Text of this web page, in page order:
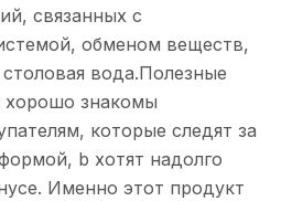
связанных с
обменом веществ,
вода.Полезные
хорошо знакомы
которые следят за
b хотят надолго
Именно этот продукт